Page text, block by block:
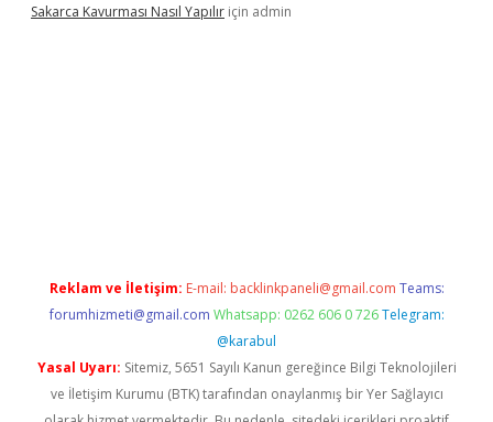
Sakarca Kavurması Nasıl Yapılır için admin
Reklam ve İletişim: E-mail: backlinkpaneli@gmail.com Teams:
forumhizmeti@gmail.com Whatsapp: 0262 606 0 726 Telegram:
@karabul
Yasal Uyarı: Sitemiz, 5651 Sayılı Kanun gereğince Bilgi Teknolojileri
ve İletişim Kurumu (BTK) tarafından onaylanmış bir Yer Sağlayıcı